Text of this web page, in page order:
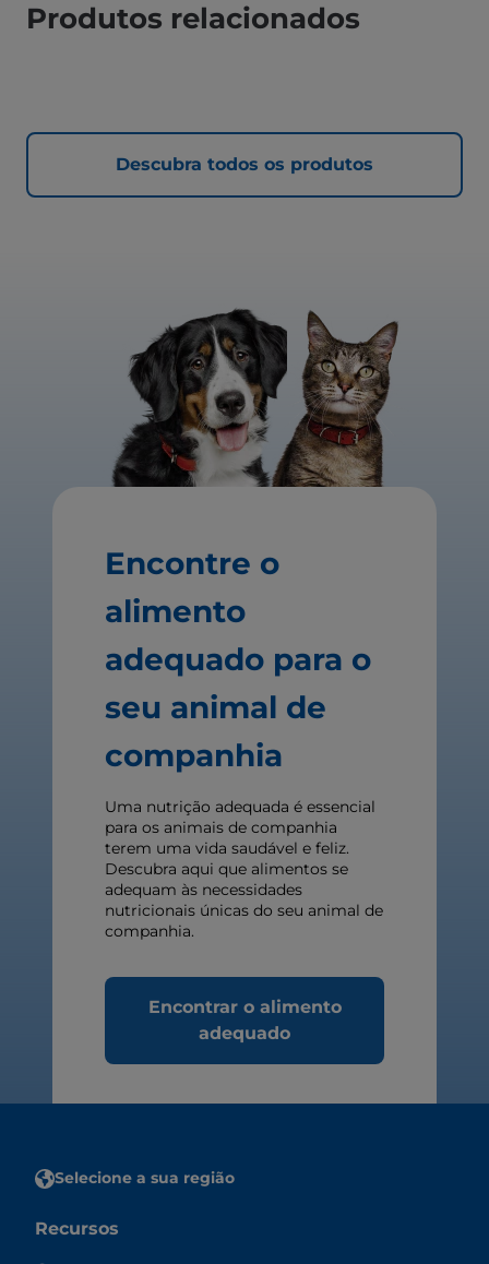
Produtos relacionados
Descubra todos os produtos
Encontre o
alimento
adequado para o
seu animal de
companhia
Uma nutrição adequada é essencial
para os animais de companhia
terem uma vida saudável e feliz.
Descubra aqui que alimentos se
adequam às necessidades
nutricionais únicas do seu animal de
companhia.
Encontrar o alimento
adequado
Selecione a sua região
Recursos